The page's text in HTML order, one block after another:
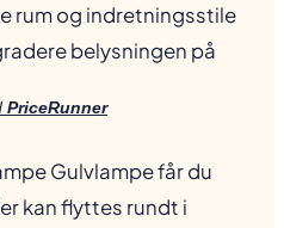
rum og indretningsstile
belysningen på
PriceRunner
Gulvlampe får du
kan flyttes rundt i